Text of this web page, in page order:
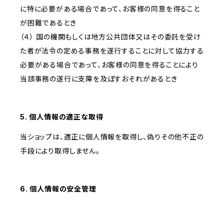
に特に必要がある場合であって、お客様の同意を得ること
が困難であるとき
（４） 国の機関もしくは地方公共団体又はその委託を受け
た者が法令の定める事務を遂行することに対して協力する
必要がある場合であって、お客様の同意を得ることにより
当該事務の遂行に支障を及ぼすおそれがあるとき
5. 個人情報の適正な取得
当ショップは、適正に個人情報を取得し、偽りその他不正の
手段により取得しません。
6. 個人情報の安全管理